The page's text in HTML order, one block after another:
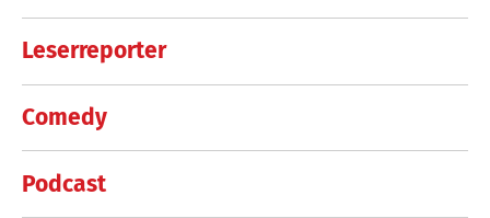
Leserreporter
Comedy
Podcast